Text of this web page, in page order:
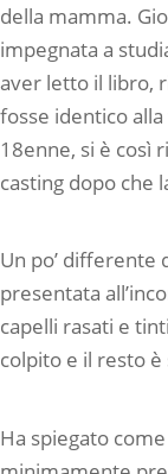
della mamma.
impegnata a
aver letto il libro,
fosse identico
18enne, si è così
casting dopo che
Un po’ differente
presentata
capelli rasati e
colpito e il resto è
Ha spiegato